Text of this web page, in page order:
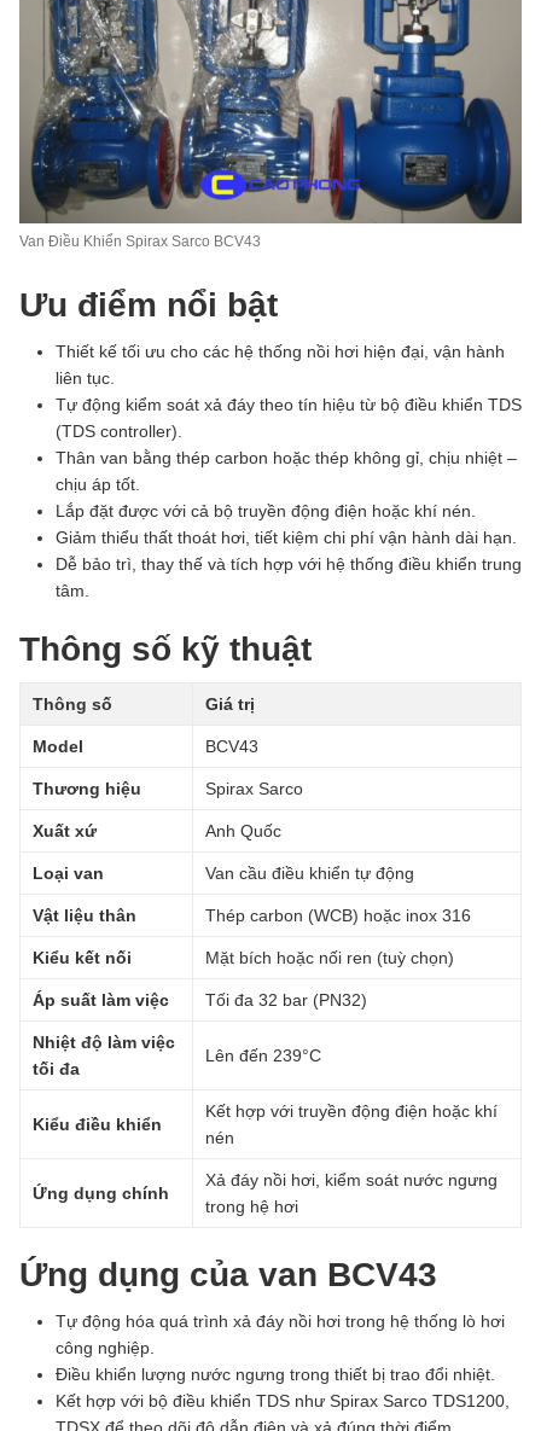
Van Điều Khiển Spirax Sarco BCV43
Ưu điểm nổi bật
Thiết kế tối ưu cho các hệ thống nồi hơi hiện đại, vận hành
liên tục.
Tự động kiểm soát xả đáy theo tín hiệu từ bộ điều khiển TDS
(TDS controller).
Thân van bằng thép carbon hoặc thép không gỉ, chịu nhiệt –
chịu áp tốt.
Lắp đặt được với cả bộ truyền động điện hoặc khí nén.
Giảm thiểu thất thoát hơi, tiết kiệm chi phí vận hành dài hạn.
Dễ bảo trì, thay thế và tích hợp với hệ thống điều khiển trung
tâm.
Thông số kỹ thuật
Thông số Giá trị
Model BCV43
Thương hiệu Spirax Sarco
Xuất xứ Anh Quốc
Loại van Van cầu điều khiển tự động
Vật liệu thân Thép carbon (WCB) hoặc inox 316
Kiểu kết nối Mặt bích hoặc nối ren (tuỳ chọn)
Áp suất làm việc Tối đa 32 bar (PN32)
Nhiệt độ làm việc
tối đa
Lên đến 239°C
Kiểu điều khiển
Kết hợp với truyền động điện hoặc khí
nén
Ứng dụng chính
Xả đáy nồi hơi, kiểm soát nước ngưng
trong hệ hơi
Ứng dụng của van BCV43
Tự động hóa quá trình xả đáy nồi hơi trong hệ thống lò hơi
công nghiệp.
Điều khiển lượng nước ngưng trong thiết bị trao đổi nhiệt.
Kết hợp với bộ điều khiển TDS như Spirax Sarco TDS1200,
TDSX để theo dõi độ dẫn điện và xả đúng thời điểm.